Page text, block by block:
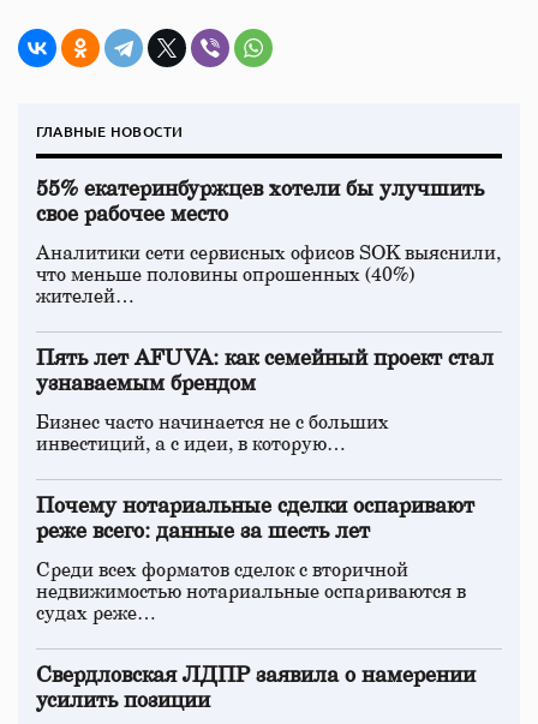
ГЛАВНЫЕ НОВОСТИ
55% екатеринбуржцев хотели бы улучшить
свое рабочее место
Аналитики сети сервисных офисов SOK выяснили,
что меньше половины опрошенных (40%)
жителей…
Пять лет AFUVA: как семейный проект стал
узнаваемым брендом
Бизнес часто начинается не с больших
инвестиций, а с идеи, в которую…
Почему нотариальные сделки оспаривают
реже всего: данные за шесть лет
Среди всех форматов сделок с вторичной
недвижимостью нотариальные оспариваются в
судах реже…
Свердловская ЛДПР заявила о намерении
усилить позиции